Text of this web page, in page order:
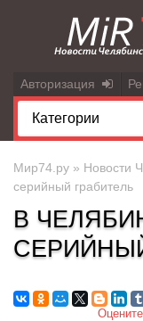
Авторизация
Мир74.ру » Новости
серийный грабитель
В